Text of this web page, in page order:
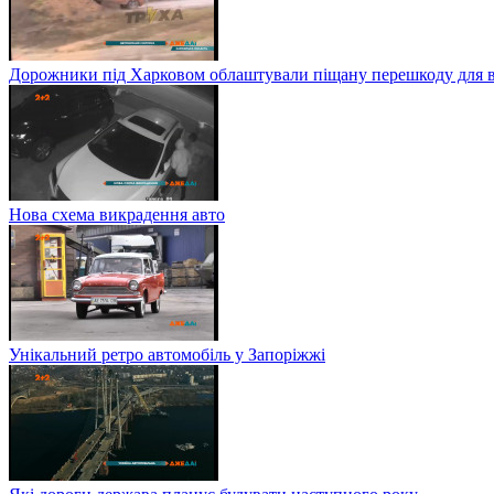
Дорожники під Харковом облаштували піщану перешкоду для
Нова схема викрадення авто
Унікальний ретро автомобіль у Запоріжжі